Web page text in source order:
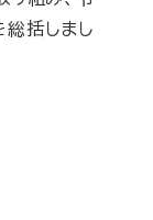
括しまし